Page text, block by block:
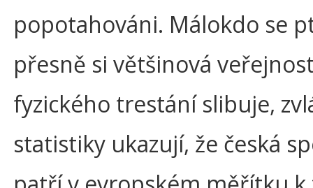
popotahováni. Málokdo se
přesně si většinová
fyzického trestání slibuje,
statistiky ukazují, že česká